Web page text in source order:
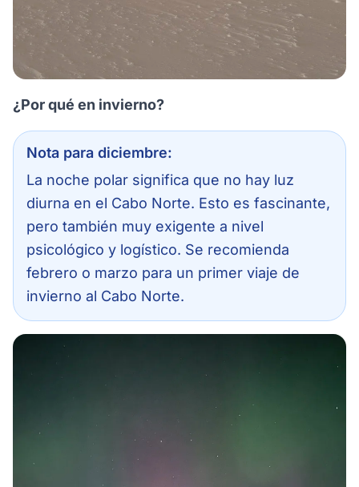
¿Por qué en invierno?
Nota para diciembre:
La noche polar significa que no hay luz
diurna en el Cabo Norte. Esto es fascinante,
pero también muy exigente a nivel
psicológico y logístico. Se recomienda
febrero o marzo para un primer viaje de
invierno al Cabo Norte.